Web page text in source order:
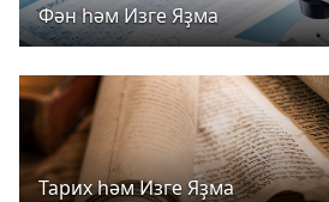
Фән һәм Изге Яҙма
Тарих һәм Изге Яҙма